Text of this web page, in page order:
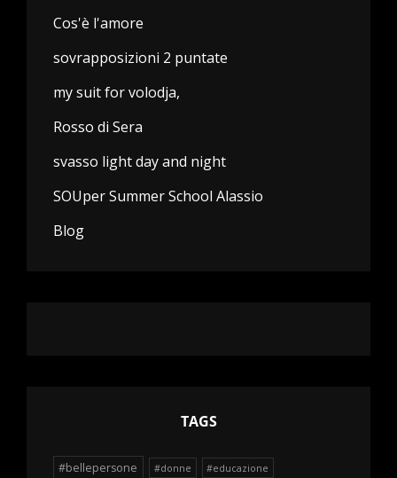
Cos'è l'amore
sovrapposizioni 2 puntate
my suit for volodja,
Rosso di Sera
svasso light day and night
SOUper Summer School Alassio
Blog
TAGS
#bellepersone #donne #educazione